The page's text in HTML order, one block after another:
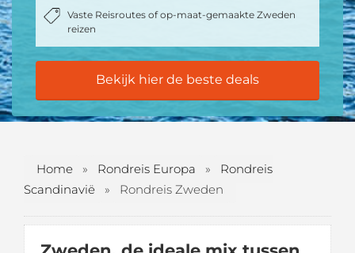
Vaste Reisroutes of op-maat-gemaakte Zweden
reizen
Bekijk hier de beste deals
Home » Rondreis Europa »
Rondreis
Scandinavië
» Rondreis Zweden